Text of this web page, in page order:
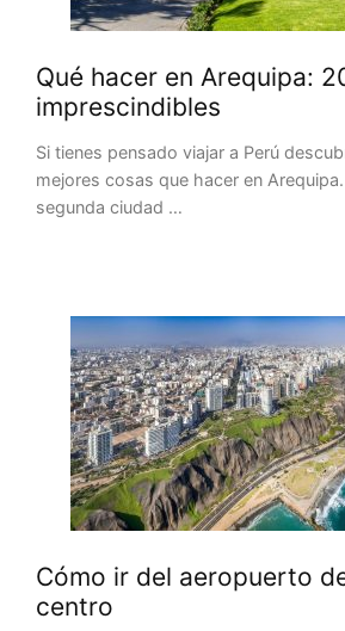
Qué hacer en Arequipa:
imprescindibles
Si tienes pensado viajar a Perú
mejores cosas que hacer en
segunda ciudad …
Cómo ir del aeropuerto
centro